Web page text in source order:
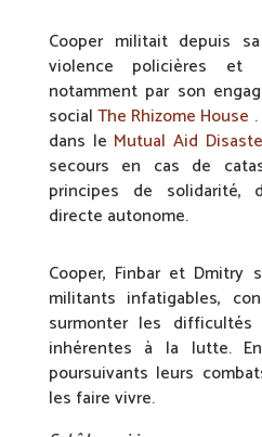
Cooper militait depuis
violence policières et
notamment par son
socialThe Rhizome House
dans le Mutual Aid
secours en cas de
principes de solidarité,
directe autonome.
Cooper, Finbar et Dmitry
militants infatigables,
surmonter les
inhérentes à la lutte.
poursuivants leurs
les faire vivre.